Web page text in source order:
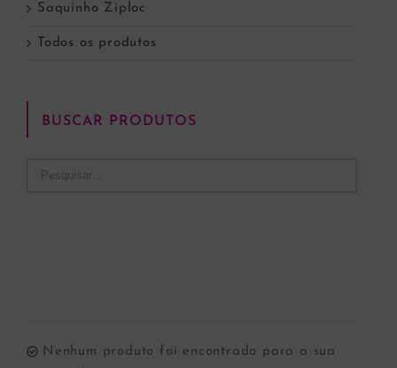
Nenhum produto foi encontrado para a sua
Saquinho Ziploc
Todos os produtos
BUSCAR PRODUTOS